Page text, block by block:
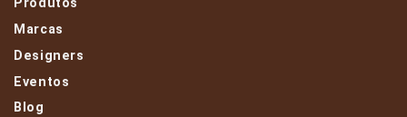
Produtos
Marcas
Designers
Eventos
Blog